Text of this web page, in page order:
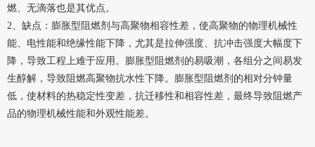
燃、无滴落也是其优点。
2、缺点：膨胀型阻燃剂与高聚物相容性差，使高聚物的物理机械性
能、电性能和绝缘性能下降，尤其是拉伸强度、抗冲击强度大幅度下
降，导致工程上难于应用。膨胀型阻燃剂的易吸潮，各组分之间易发
生醇解，导致阻燃高聚物抗水性下降。膨胀型阻燃剂的相对分钟量
低，使材料的热稳定性变差，抗迁移性和相容性差，最终导致阻燃产
品的物理机械性能和外观性能差。